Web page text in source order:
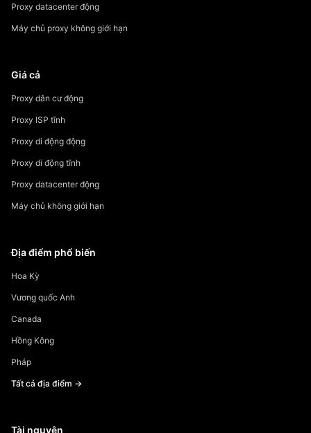
Proxy datacenter động
Máy chủ proxy không giới hạn
Giá cả
Proxy dân cư động
Proxy ISP tĩnh
Proxy di động động
Proxy di động tĩnh
Proxy datacenter động
Máy chủ không giới hạn
Địa điểm phổ biến
Hoa Kỳ
Vương quốc Anh
Canada
Hồng Kông
Pháp
Tất cả địa điểm →
Tài nguyên